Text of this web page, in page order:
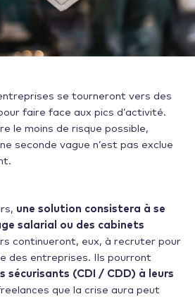
se tourneront vers des
faire face aux pics d’activité.
le moins de risque possible,
seconde vague n’est pas exclue
une solution consistera à se
salarial ou des cabinets
continueront, eux, à recruter pour
des entreprises. Ils pourront
sécurisants (CDI / CDD) à leurs
que la crise aura peut